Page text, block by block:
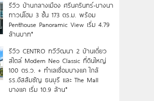
รีวิว บ้านกลางเมือง ศรีนครินทร์-บางนา
ทาวน์โฮม 3 ชั้น 173 ตร.ม. พร้อม
Penthouse Panoramic View เริ่ม 4.79
ล้านบาท*
รีวิว CENTRO ทวีวัฒนา 2 บ้านเดี่ยว
สไตล์ Modern Neo Classic ที่ดินใหญ่
100 ตร.ว. + ทำเลเชื่อมบางแค ใกล้
รร.อัสสัมชัญ ธนบุรี และ The Mall
บางแค เริ่ม 10.9 ล้าน*